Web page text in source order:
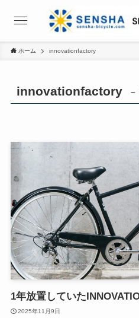
ホーム innovationfactory
innovationfactory –
1年放置していた
2025年11月9日